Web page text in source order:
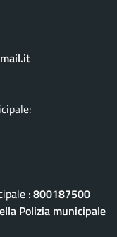
:800187500
Polizia municipale